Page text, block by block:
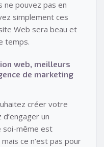
ne pouvez pas en
simplement ces
Web sera beau et
temps.
web, meilleurs
de marketing
créer votre
un
soi-même est
ce n’est pas pour